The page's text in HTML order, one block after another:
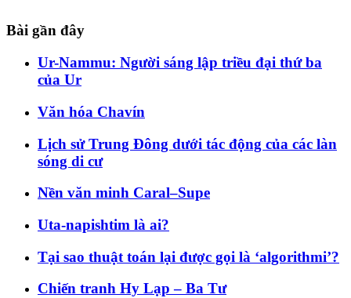
Bài gần đây
Ur-Nammu: Người sáng lập triều đại thứ ba
của Ur
Văn hóa Chavín
Lịch sử Trung Đông dưới tác động của các làn
sóng di cư
Nền văn minh Caral–Supe
Uta-napishtim là ai?
Tại sao thuật toán lại được gọi là ‘algorithmi’?
Chiến tranh Hy Lạp – Ba Tư